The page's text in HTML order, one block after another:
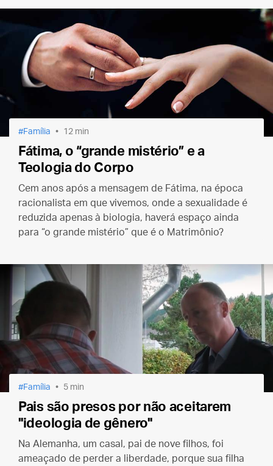
Família 12 min
Fátima, o “grande mistério” e a
Teologia do Corpo
Cem anos após a mensagem de Fátima, na época
racionalista em que vivemos, onde a sexualidade é
reduzida apenas à biologia, haverá espaço ainda
para “o grande mistério” que é o Matrimônio?
Família 5 min
Pais são presos por não aceitarem
"ideologia de gênero"
Na Alemanha, um casal, pai de nove filhos, foi
ameaçado de perder a liberdade, porque sua filha